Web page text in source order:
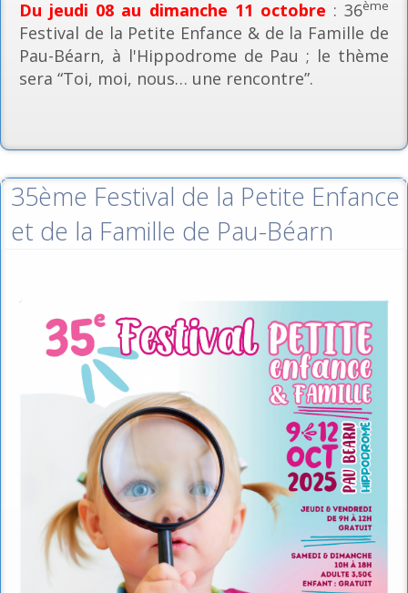
Du jeudi 08 au dimanche 11 octobre : 36ème
Festival de la Petite Enfance & de la Famille de
Pau-Béarn, à l'Hippodrome de Pau ; le thème
sera “Toi, moi, nous… une rencontre”.
35ème Festival de la Petite Enfance
et de la Famille de Pau-Béarn